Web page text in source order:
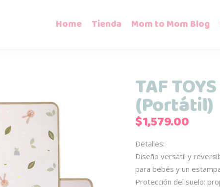
Home Tienda Mom to Mom Blog
TAF
(Portátil)
$1,579.00
Detalles:
Diseño versátil y
para bebés y un
Protección del suelo: